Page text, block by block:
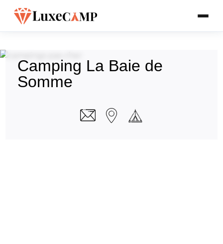
Camping La Baie de
Somme